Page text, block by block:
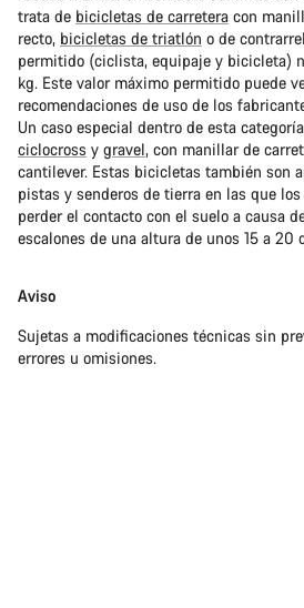
trata de bicicletas de carretera con
recto, bicicletas de triatlón o de
permitido (ciclista, equipaje y bicicleta)
kg. Este valor máximo permitido puede
recomendaciones de uso de los
Un caso especial dentro de esta
ciclocross y gravel, con manillar de
cantilever. Estas bicicletas también son
pistas y senderos de tierra en las que
perder el contacto con el suelo a causa
escalones de una altura de unos 15 a 20
Aviso
Sujetas a modificaciones técnicas sin
errores u omisiones.